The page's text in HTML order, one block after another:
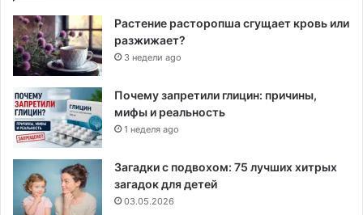
Растение расторопша сгущает кровь или
разжижает?
3 недели ago
Почему запретили глицин: причины,
мифы и реальность
1 неделя ago
Загадки с подвохом: 75 лучших хитрых
загадок для детей
03.05.2026